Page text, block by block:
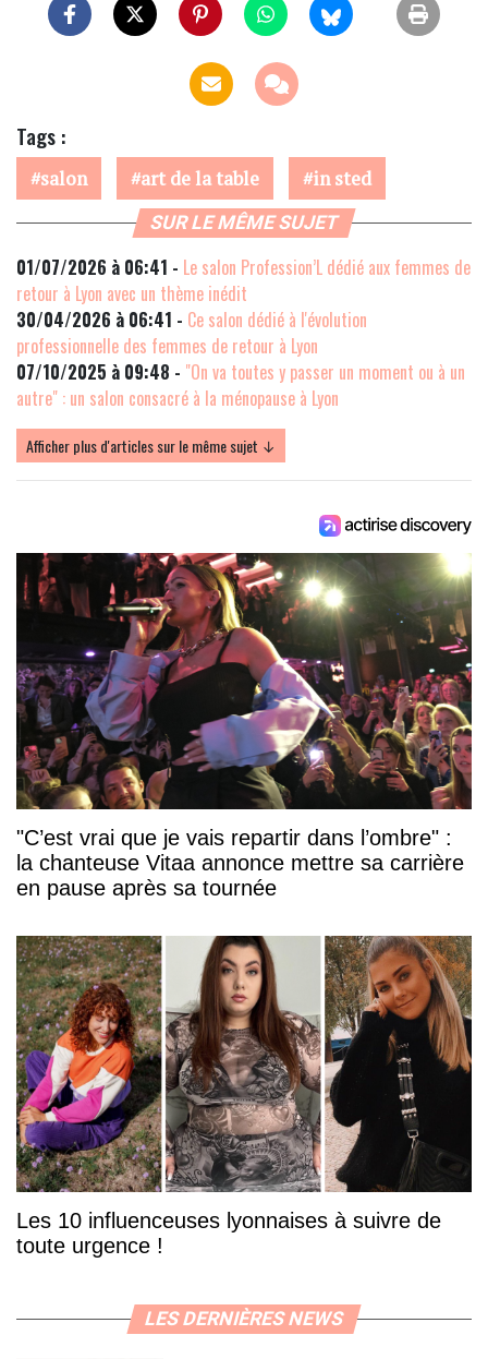
Tags :
salon art de la table in sted
SUR LE MÊME SUJET
01/07/2026 à 06:41 - Le salon Profession’L dédié aux femmes de
retour à Lyon avec un thème inédit
30/04/2026 à 06:41 - Ce salon dédié à l'évolution
professionnelle des femmes de retour à Lyon
07/10/2025 à 09:48 - "On va toutes y passer un moment ou à un
autre" : un salon consacré à la ménopause à Lyon
Afficher plus d'articles sur le même sujet ↓
"C’est vrai que je vais repartir dans l’ombre" :
la chanteuse Vitaa annonce mettre sa carrière
en pause après sa tournée
Les 10 influenceuses lyonnaises à suivre de
toute urgence !
LES DERNIÈRES NEWS